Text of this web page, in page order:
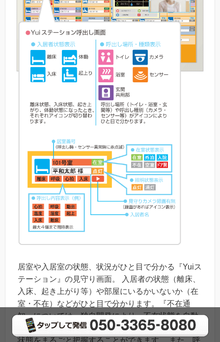
居室や入居室の状態、状況がひと目で分かる『Yuiス
テーション』の見守り画面。 入居者の状態（離床、
入床、起き上がり等）や部屋にいるかいないか（在
室・不在）などがひと目で分かります。『不在通
知』については、独自開発により、不在状態を自動
検知できるので、Yuiステーション画面上で施設内の
状態をまるごと把握することができます。 また、呼